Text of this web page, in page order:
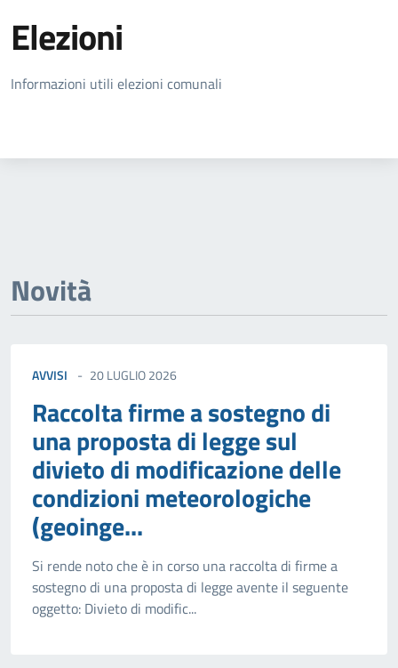
Elezioni
Dettagli della notizia
Informazioni utili elezioni comunali
Novità
AVVISI 20 LUGLIO 2026
Raccolta firme a sostegno di
una proposta di legge sul
divieto di modificazione delle
condizioni meteorologiche
(geoinge...
Si rende noto che è in corso una raccolta di firme a
sostegno di una proposta di legge avente il seguente
oggetto: Divieto di modific...